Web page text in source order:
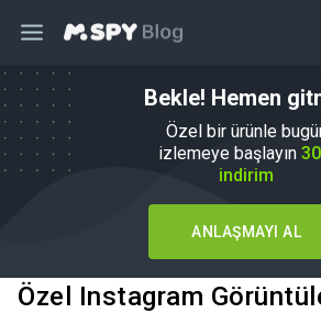
Bekle! Hemen
Özel bir ürünle
izlemeye başlayın
indirim
ANLAŞMAYI AL
Özel Instagram